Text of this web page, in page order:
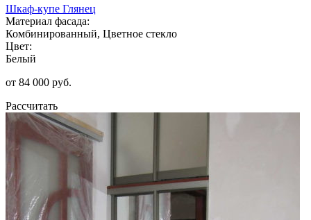
Шкаф-купе Глянец
Материал фасада:
Комбинированный, Цветное стекло
Цвет:
Белый
от 84 000 руб.
Рассчитать